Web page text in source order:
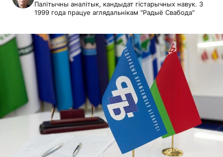
Палітычны аналітык, кандыдат гістарычных навук. З
1999 года працуе аглядальнікам "Радыё Свабода"